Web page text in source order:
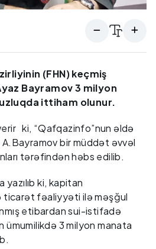
(FHN) keçmiş
Bayramov 3 milyon
ittiham olunur.
ki, “Qafqazinfo”nun əldə
bir müddət əvvəl
tərəfindən həbs edilib.
ki, kapitan
ticarət fəaliyyəti ilə məşğul
etibardan sui-istifadə
ümumilikdə 3 milyon manata